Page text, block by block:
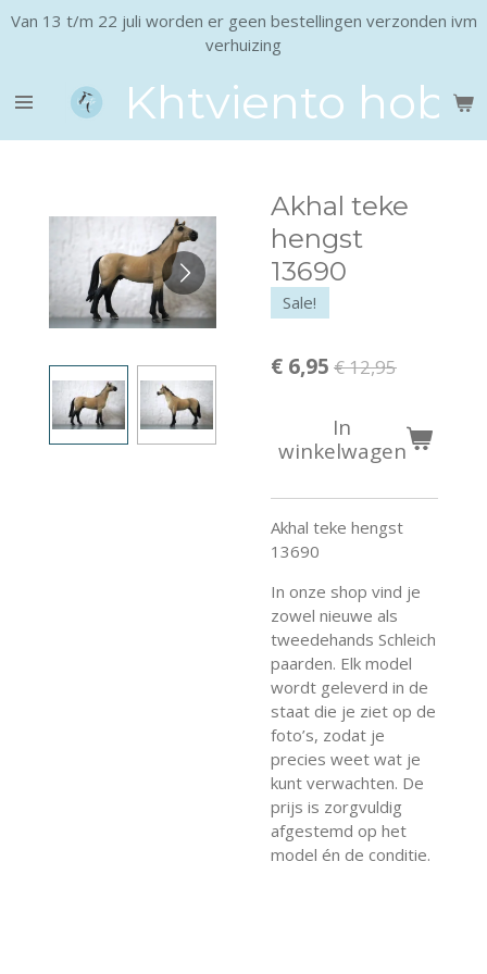
Ga
de
hoofdinhoud
Khtviento
Van 13 t/m 22 juli worden er geen bestellingen verzonden ivm
verhuizing
Akhal teke
hengst
13690
Sale!
€ 6,95 € 12,95
In
winkelwagen
Akhal teke hengst
13690
In onze shop vind je
zowel nieuwe als
tweedehands Schleich
paarden. Elk model
wordt geleverd in de
staat die je ziet op de
foto’s, zodat je
precies weet wat je
kunt verwachten. De
prijs is zorgvuldig
afgestemd op het
model én de conditie.